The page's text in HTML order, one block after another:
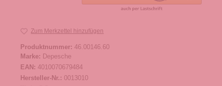
Zum Merkzettel hinzufügen
Produktnummer: 46.00146.60
Marke: Depesche
EAN: 4010070679484
Hersteller-Nr.: 0013010